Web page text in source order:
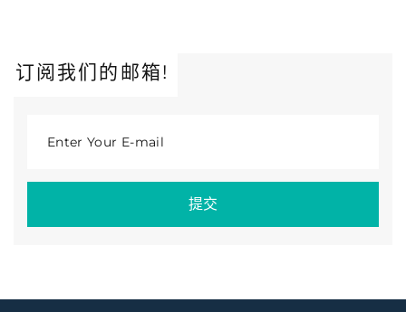
订阅我们的邮箱!
Enter Your E-mail
提交